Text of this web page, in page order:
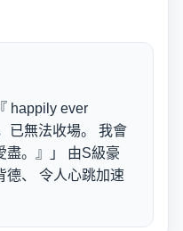
happily ever
無法收場。 我會
盡。』」 由S級豪
德、 令人心跳加速